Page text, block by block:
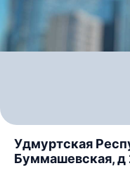
Удмуртская
Буммашевская, д